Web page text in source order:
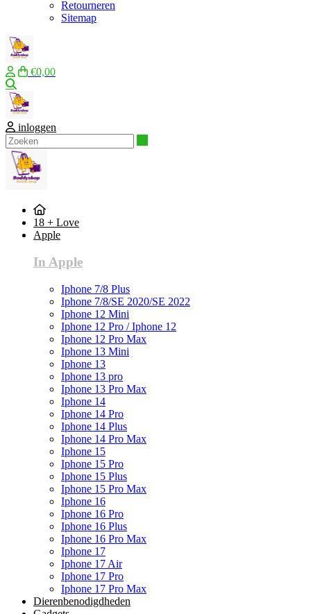
Retourneren
Sitemap
€0,00
inloggen
18 + Love
Apple
In Apple
Iphone 7/8 Plus
Iphone 7/8/SE 2020/SE 2022
Iphone 12 Mini
Iphone 12 Pro / Iphone 12
Iphone 12 Pro Max
Iphone 13 Mini
Iphone 13
Iphone 13 pro
Iphone 13 Pro Max
Iphone 14
Iphone 14 Pro
Iphone 14 Plus
Iphone 14 Pro Max
Iphone 15
Iphone 15 Pro
Iphone 15 Plus
Iphone 15 Pro Max
Iphone 16
Iphone 16 Pro
Iphone 16 Plus
Iphone 16 Pro Max
Iphone 17
Iphone 17 Air
Iphone 17 Pro
Iphone 17 Pro Max
Dierenbenodigdheden